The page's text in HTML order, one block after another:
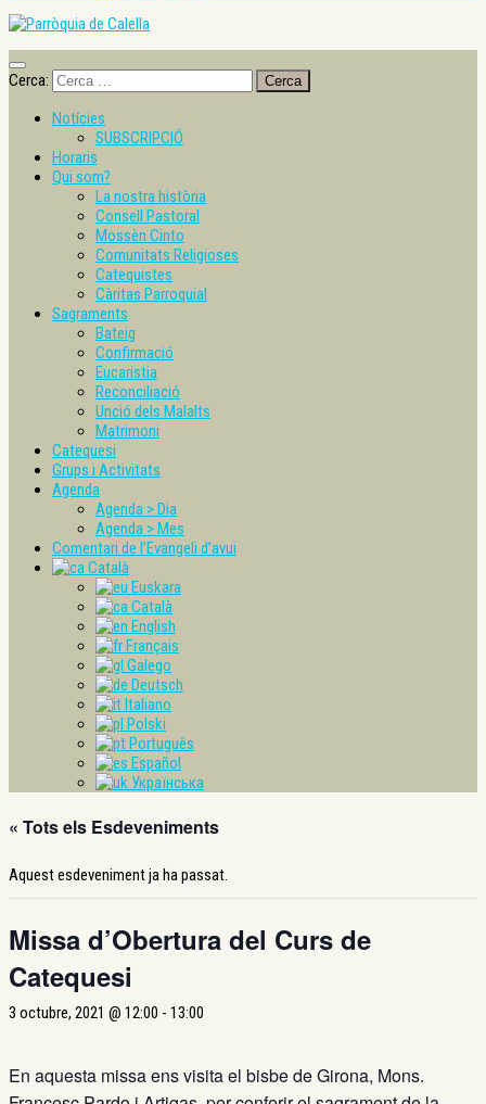
Cerca:
Notícies
SUBSCRIPCIÓ
Horaris
Qui som?
La nostra història
Consell Pastoral
Mossèn Cinto
Comunitats Religioses
Catequistes
Càritas Parroquial
Sagraments
Bateig
Confirmació
Eucaristia
Reconciliació
Unció dels Malalts
Matrimoni
Catequesi
Grups i Activitats
Agenda
Agenda > Dia
Agenda > Mes
Comentari de l’Evangeli d’avui
Català
Euskara
Català
English
Français
Galego
Deutsch
Italiano
Polski
Português
Español
Українська
« Tots els Esdeveniments
Aquest esdeveniment ja ha passat.
Missa d’Obertura del Curs de
Catequesi
3 octubre, 2021 @ 12:00 - 13:00
En aquesta missa ens visita el bisbe de Girona, Mons.